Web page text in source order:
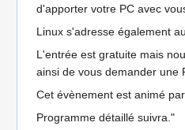
d'apporter votre PC avec
Linux s'adresse également
L'entrée est gratuite mais
ainsi de vous demander une
Cet évènement est animé
Programme détaillé suivra."